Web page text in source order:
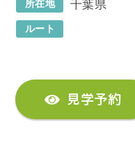
所在地 千葉県
ルート
見学予約